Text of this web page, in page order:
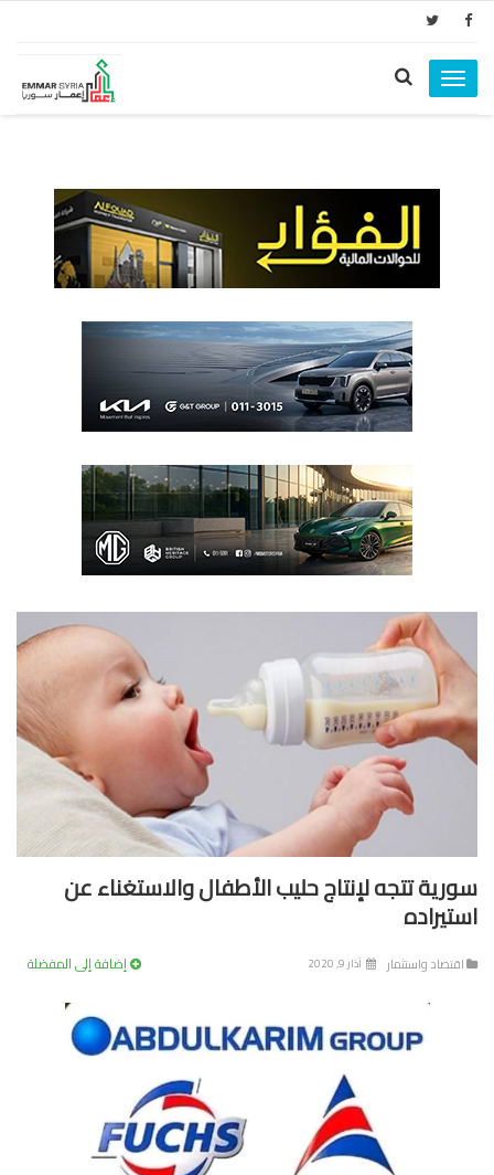
Toggle
navigation
تتجه لإنتاج حليب الأطفال والاستغناء عن
واستثمار آذار 9, 2020 إضافة إلى المفضلة